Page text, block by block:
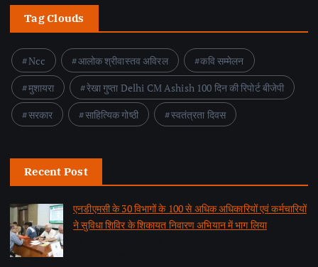
Tag Clouds
Ncc आलोक श्रीवास्तव अविरल
कवि सम्मेलन
मुशायरा
रेखा गुप्ता Delhi CM Ashish 100 दिन की रिपोर्ट बीजेपी
सरकार
साहित्यिक गोष्ठी स्वतंत्रता दिवस
Recent Post
एनडीएमसी के 30 विभागों के 100 से अधिक अधिकारियों एवं कर्मचारियों
ने सुविधा शिविर के शिकायत निवारण अभियान में भाग लिया